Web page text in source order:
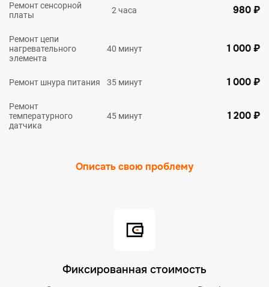
Ремонт сенсорной
платы
2 часа 980 ₽
Ремонт цепи
нагревательного
элемента
40 минут 1 000 ₽
Ремонт шнура питания 35 минут 1 000 ₽
Ремонт
температурного
датчика
45 минут 1 200 ₽
Описать свою проблему
Фиксированная стоимость